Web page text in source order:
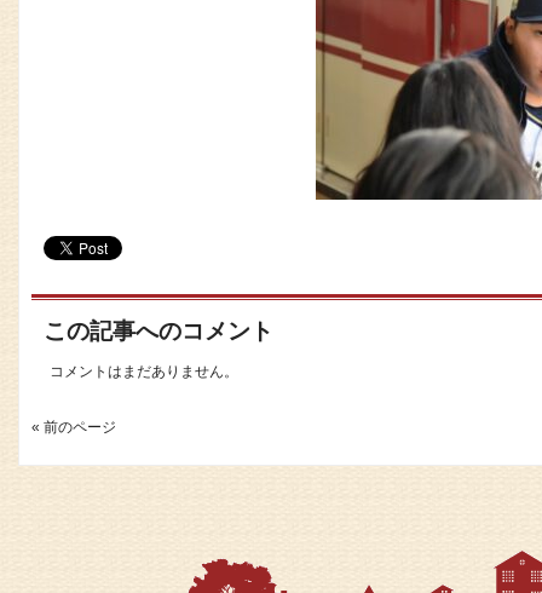
この記事へのコメント
コメントはまだありません。
« 前のページ